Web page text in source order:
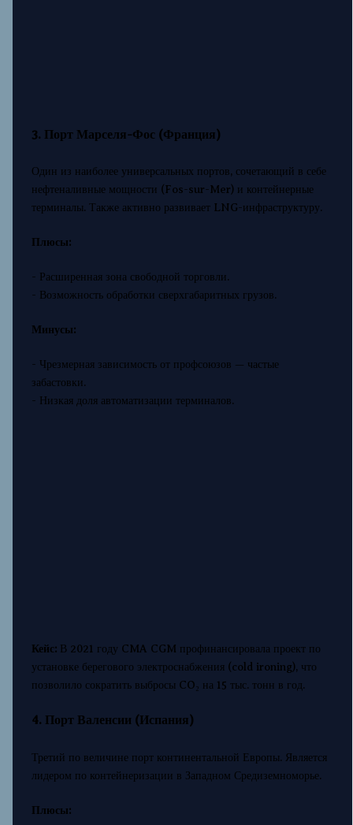
3. Порт Марселя-Фос (Франция)
Один из наиболее универсальных портов, сочетающий в себе
нефтеналивные мощности (Fos-sur-Mer) и контейнерные
терминалы. Также активно развивает LNG-инфраструктуру.
Плюсы:
- Расширенная зона свободной торговли.
- Возможность обработки сверхгабаритных грузов.
Минусы:
- Чрезмерная зависимость от профсоюзов — частые
забастовки.
- Низкая доля автоматизации терминалов.
Кейс:В 2021 году CMA CGM профинансировала проект по
установке берегового электроснабжения (cold ironing), что
позволило сократить выбросы CO₂ на 15 тыс. тонн в год.
4. Порт Валенсии (Испания)
Третий по величине порт континентальной Европы. Является
лидером по контейнеризации в Западном Средиземноморье.
Плюсы: